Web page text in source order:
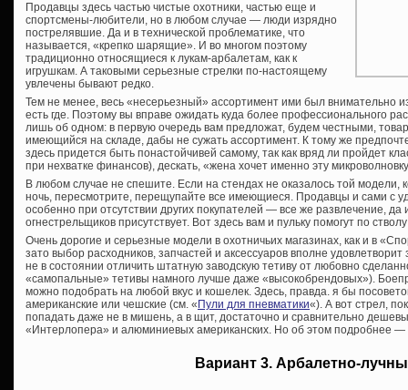
Продавцы здесь частью чистые охотники, частью еще и
спортсмены-любители, но в любом случае — люди изрядно
пострелявшие. Да и в технической проблематике, что
называется, «крепко шарящие». И во многом поэтому
традиционно относящиеся к лукам-арбалетам, как к
игрушкам. А таковыми серьезные стрелки по-настоящему
увлечены бывают редко.
Тем не менее, весь «несерьезный» ассортимент ими был внимательно
есть где. Поэтому вы вправе ожидать куда более профессионального
лишь об одном: в первую очередь вам предложат, будем честными,
имеющийся на складе, дабы не сужать ассортимент. К тому же
здесь придется быть понастойчивей самому, так как вряд ли пройдет
при нехватке финансов), дескать, «жена хочет именно эту
В любом случае не спешите. Если на стендах не оказалось той
ночь, пересмотрите, перещупайте все имеющиеся. Продавцы и сами с
особенно при отсутствии других покупателей — все же развлечение, да
огнестрельщиков присутствует. Вот здесь вам и пульку помогут по
Очень дорогие и серьезные модели в охотничьих магазинах, как и в
зато выбор расходников, запчастей и аксессуаров вполне
не в состоянии отличить штатную заводскую тетиву от любовно
«самопальные» тетивы намного лучше даже «высокобрендовых»).
можно подобрать на любой вкус и кошелек. Здесь, правда. я бы
американские или чешские (см. « Пули для пневматики«). А вот стрел,
попадать даже не в мишень, а в щит, достаточно и сравнительно
«Интерлопера» и алюминиевых американских. Но об этом подробнее —
Вариант 3. Арбалетно-